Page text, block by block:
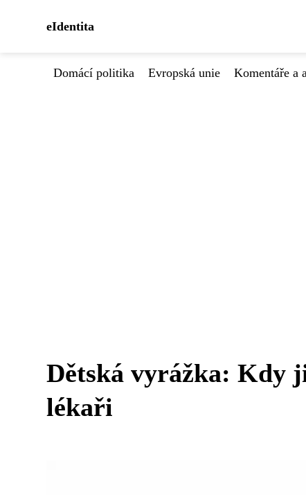
eIdentita
Domácí politika Evropská unie Komentáře a
Dětská vyrážka: Kdy
lékaři